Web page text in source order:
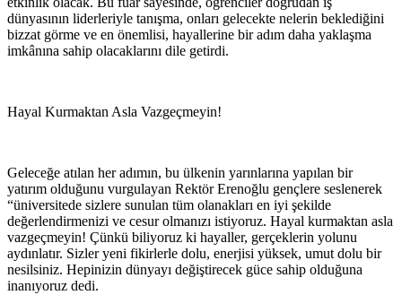
dünyasının liderleriyle tanışma, onları gelecekte nelerin beklediğini
bizzat görme ve en önemlisi, hayallerine bir adım daha yaklaşma
imkânına sahip olacaklarını dile getirdi.
Hayal Kurmaktan Asla Vazgeçmeyin!
Geleceğe atılan her adımın, bu ülkenin yarınlarına yapılan bir
yatırım olduğunu vurgulayan Rektör Erenoğlu gençlere seslenerek
“üniversitede sizlere sunulan tüm olanakları en iyi şekilde
değerlendirmenizi ve cesur olmanızı istiyoruz. Hayal kurmaktan asla
vazgeçmeyin! Çünkü biliyoruz ki hayaller, gerçeklerin yolunu
aydınlatır. Sizler yeni fikirlerle dolu, enerjisi yüksek, umut dolu bir
nesilsiniz. Hepinizin dünyayı değiştirecek güce sahip olduğuna
inanıyoruz dedi.